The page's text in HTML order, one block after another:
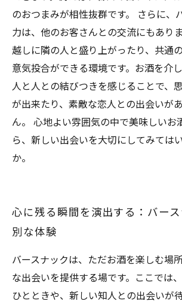
のおつまみが相性抜群です。 さらに、
力は、他のお客さんとの交流にもあり
越しに隣の人と盛り上がったり、共通
意気投合ができる環境です。お酒を介
人と人との結びつきを感じることで、
が出来たり、素敵な恋人との出会いが
ん。 心地よい雰囲気の中で美味しいお
ら、新しい出会いを大切にしてみては
か。
心に残る瞬間を演出する：バー
別な体験
バースナックは、ただお酒を楽しむ場
な出会いを提供する場です。ここでは
ひとときや、新しい知人との出会いが